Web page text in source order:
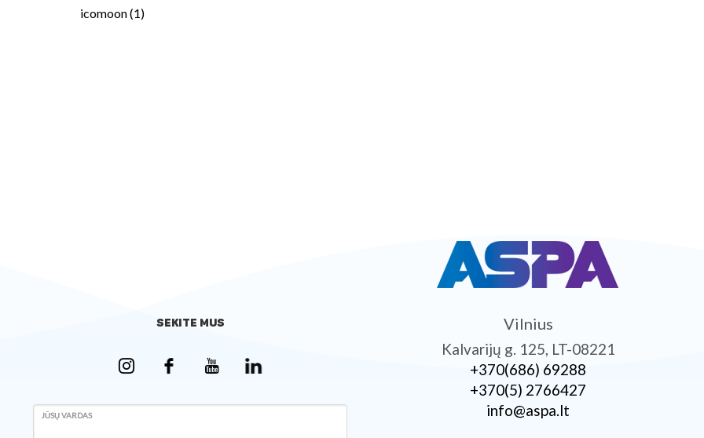
icomoon (1)
SEKITE MUS
JŪSŲ VARDAS
Vilnius
Kalvarijų g. 125, LT-08221
+370­(686) 69288
+370­(5) 2766427
info@aspa.lt